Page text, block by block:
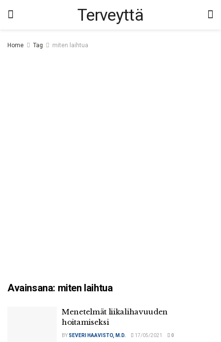
Terveyttä
Home Tag miten laihtua
Avainsana: miten laihtua
Menetelmät liikalihavuuden
hoitamiseksi
BY SEVERI HAAVISTO, M.D. 17/05/2021 0